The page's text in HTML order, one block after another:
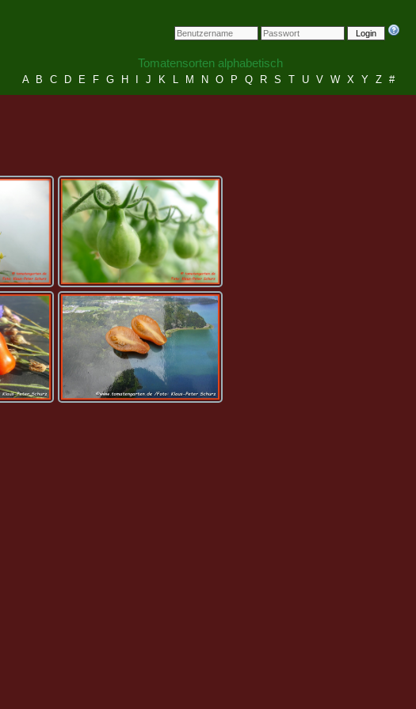
Login
Tomatensorten alphabetisch
A B C D E F G H J K L M N O P Q R S T U V W X Y Z #